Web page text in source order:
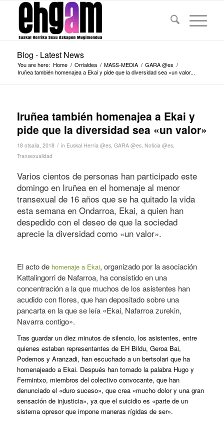
Blog - Latest News
You are here: Home / Orrialdea / MASS-MEDIA / GARA @es /
Iruñea también homenajea a Ekai y pide que la diversidad sea «un valor...
Iruñea también homenajea a Ekai y
pide que la diversidad sea «un valor»
18 otsaila, 2018 / in Euskal Herria @es, GARA @es, Noticia @es,
Transexualidad
Varios cientos de personas han participado este
domingo en Iruñea en el homenaje al menor
transexual de 16 años que se ha quitado la vida
esta semana en Ondarroa, Ekai, a quien han
despedido con el deseo de que la sociedad
aprecie la diversidad como «un valor».
El acto de homenaje a Ekai, organizado por la asociación
Kattalingorri de Nafarroa, ha consistido en una
concentración a la que muchos de los asistentes han
acudido con flores, que han depositado sobre una
pancarta en la que se leía «Ekai, Nafarroa zurekin,
Navarra contigo».
Tras guardar un diez minutos de silencio, los asistentes, entre
quienes estaban representantes de EH Bildu, Geroa Bai,
Podemos y Aranzadi, han escuchado a un bertsolari que ha
homenajeado a Ekai. Después han tomado la palabra Hugo y
Fermintxo, miembros del colectivo convocante, que han
denunciado el «duro suceso», que crea «mucho dolor y una gran
sensación de injusticia», ya que el suicidio es «parte de un
sistema opresor que impone maneras rígidas de ser».